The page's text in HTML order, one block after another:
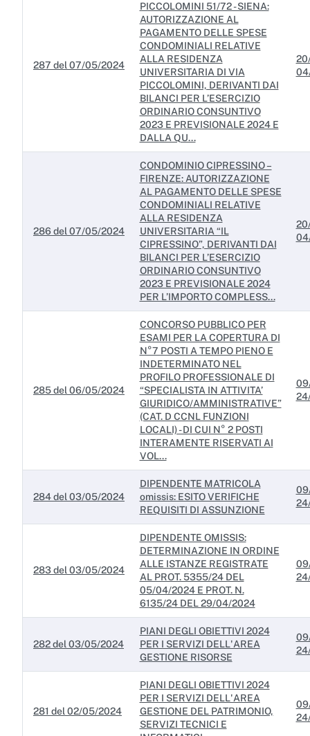
287 del 07/05/2024
PICCOLOMINI 51/72 - SIENA:
AUTORIZZAZIONE AL
PAGAMENTO DELLE SPESE
CONDOMINIALI RELATIVE
ALLA RESIDENZA
UNIVERSITARIA DI VIA
PICCOLOMINI, DERIVANTI DAI
BILANCI PER L’ESERCIZIO
ORDINARIO CONSUNTIVO
2023 E PREVISIONALE 2024 E
DALLA QU...
286 del 07/05/2024
CONDOMINIO CIPRESSINO –
FIRENZE: AUTORIZZAZIONE
AL PAGAMENTO DELLE SPESE
CONDOMINIALI RELATIVE
ALLA RESIDENZA
UNIVERSITARIA “IL
CIPRESSINO”, DERIVANTI DAI
BILANCI PER L’ESERCIZIO
ORDINARIO CONSUNTIVO
2023 E PREVISIONALE 2024
PER L’IMPORTO COMPLESS...
285 del 06/05/2024
CONCORSO PUBBLICO PER
ESAMI PER LA COPERTURA DI
N°7 POSTI A TEMPO PIENO E
INDETERMINATO NEL
PROFILO PROFESSIONALE DI
“SPECIALISTA IN ATTIVITA’
GIURIDICO/AMMINISTRATIVE”
(CAT. D CCNL FUNZIONI
LOCALI) - DI CUI N° 2 POSTI
INTERAMENTE RISERVATI AI
VOL...
284 del 03/05/2024
DIPENDENTE MATRICOLA
omissis: ESITO VERIFICHE
REQUISITI DI ASSUNZIONE
283 del 03/05/2024
DIPENDENTE OMISSIS:
DETERMINAZIONE IN ORDINE
ALLE ISTANZE REGISTRATE
AL PROT. 5355/24 DEL
05/04/2024 E PROT. N.
6135/24 DEL 29/04/2024
282 del 03/05/2024
PIANI DEGLI OBIETTIVI 2024
PER I SERVIZI DELL'AREA
GESTIONE RISORSE
281 del 02/05/2024
PIANI DEGLI OBIETTIVI 2024
PER I SERVIZI DELL'AREA
GESTIONE DEL PATRIMONIO,
SERVIZI TECNICI E